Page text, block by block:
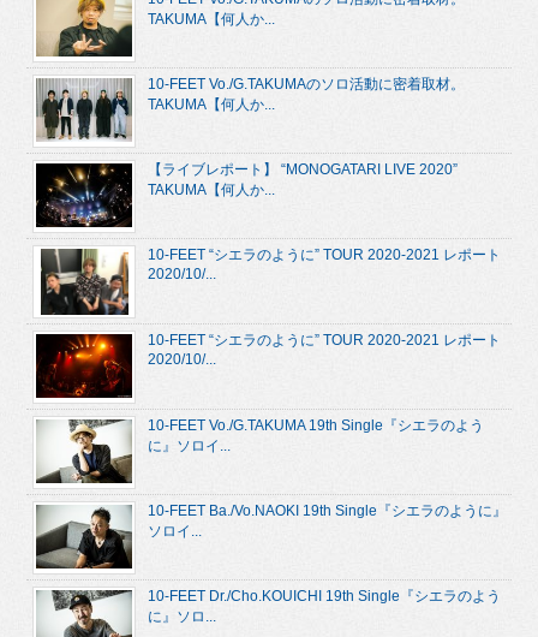
TAKUMA【何人か...
10-FEET Vo./G.TAKUMAのソロ活動に密着取材。
TAKUMA【何人か...
【ライブレポート】 “MONOGATARI LIVE 2020”
TAKUMA【何人か...
10-FEET “シエラのように” TOUR 2020-2021 レポート
2020/10/...
10-FEET “シエラのように” TOUR 2020-2021 レポート
2020/10/...
10-FEET Vo./G.TAKUMA 19th Single『シエラのよう
に』ソロイ...
10-FEET Ba./Vo.NAOKI 19th Single『シエラのように』
ソロイ...
10-FEET Dr./Cho.KOUICHI 19th Single『シエラのよう
に』ソロ...